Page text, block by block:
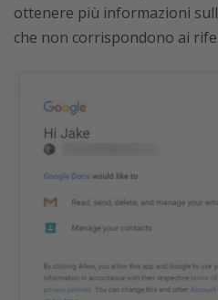
ottenere più informazioni
che non corrispondono ai